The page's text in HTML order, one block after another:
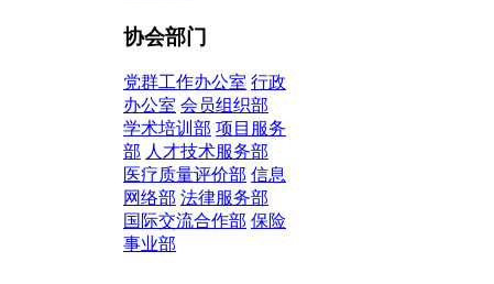
协会部门
党群工作办公室 行政
办公室 会员组织部
学术培训部 项目服务
部 人才技术服务部
医疗质量评价部 信息
网络部 法律服务部
国际交流合作部 保险
事业部